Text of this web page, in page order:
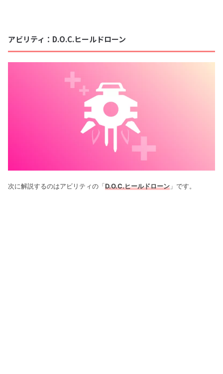
アビリティ：D.O.C.ヒールドローン
次に解説するのはアビリティの「D.O.C.ヒールドローン 」です。